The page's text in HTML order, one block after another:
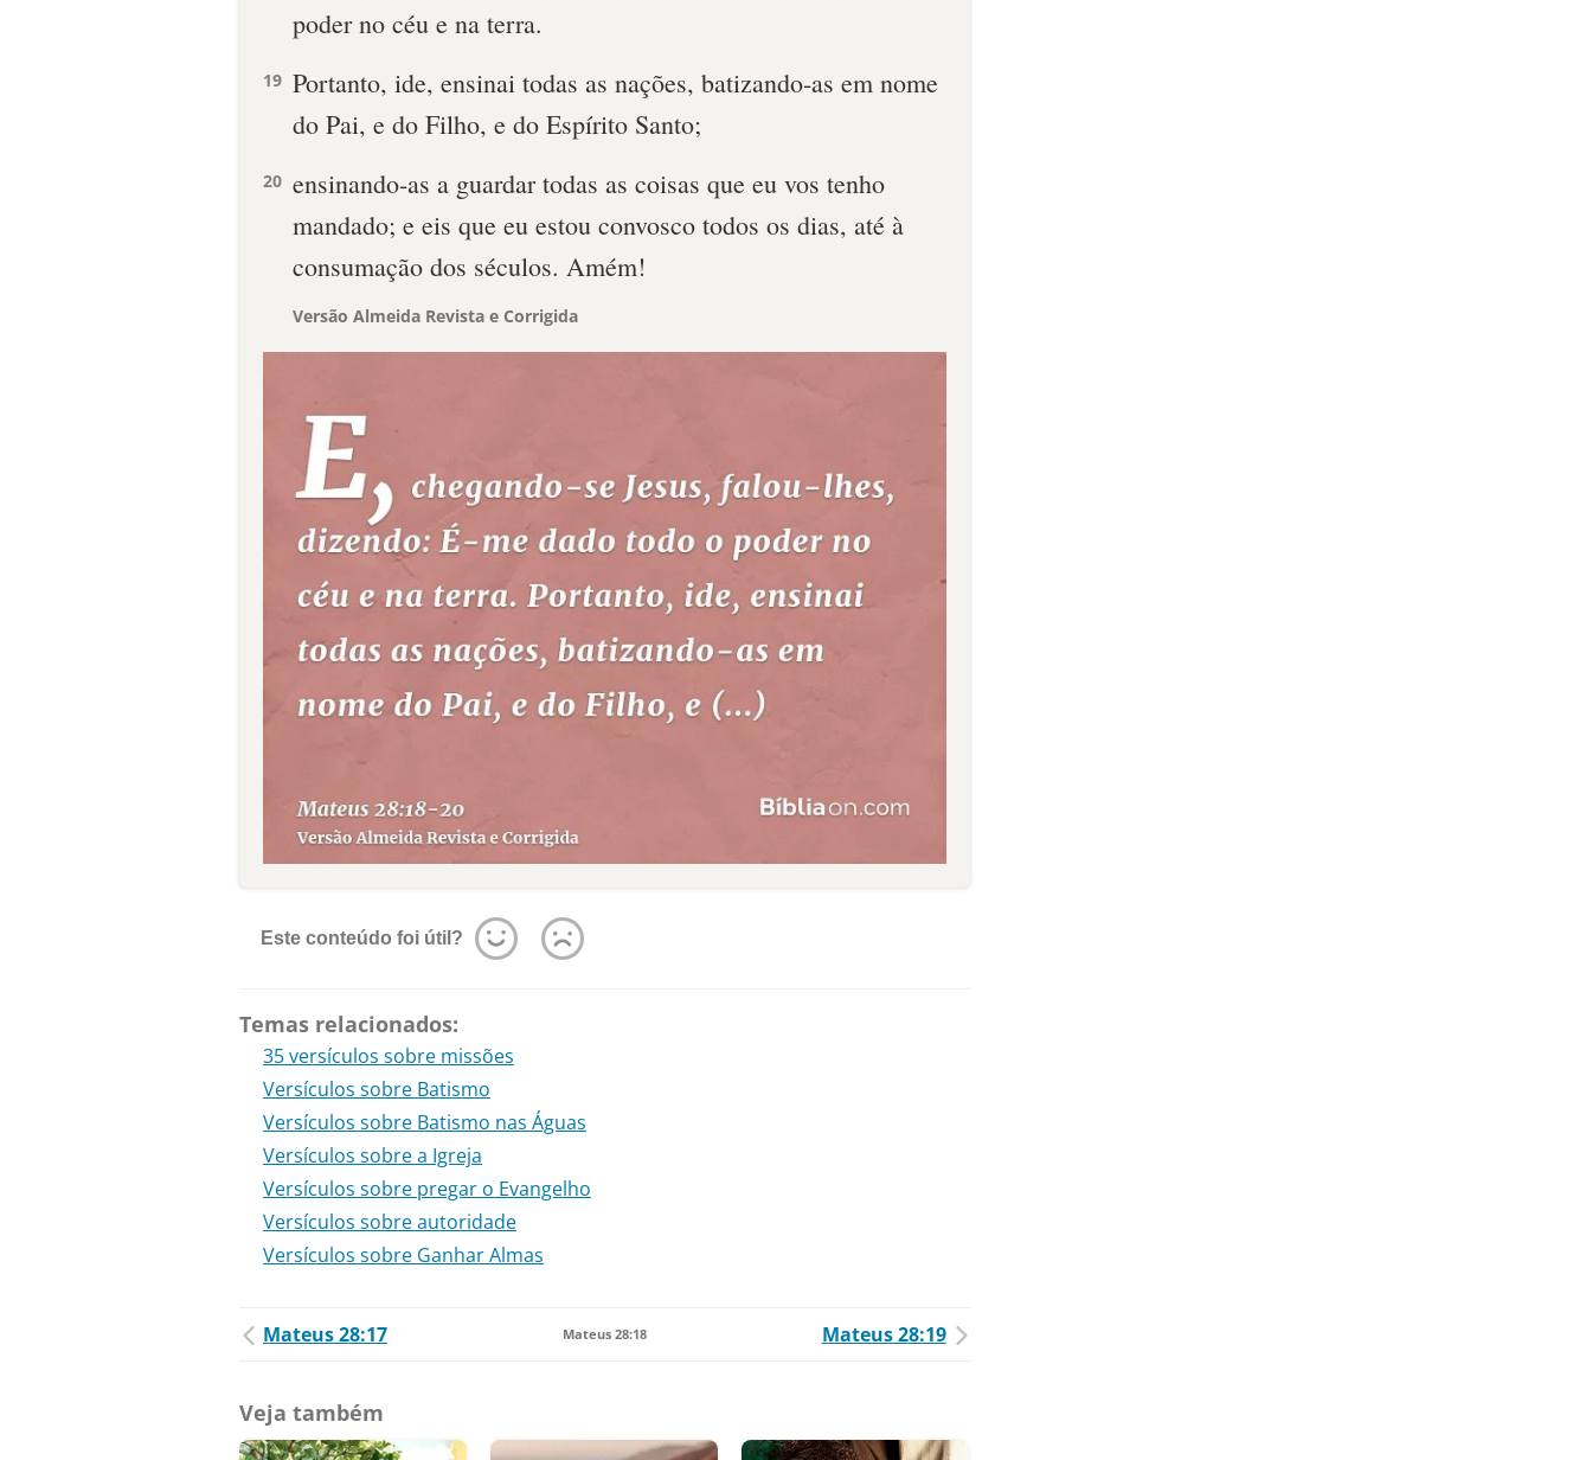
poder no céu e na terra.
19 Portanto, ide, ensinai todas as nações, batizando-as em nome
do Pai, e do Filho, e do Espírito Santo;
20 ensinando-as a guardar todas as coisas que eu vos tenho
mandado; e eis que eu estou convosco todos os dias, até à
consumação dos séculos. Amém!
Versão Almeida Revista e Corrigida
Este conteúdo foi útil?
Temas relacionados:
35 versículos sobre missões
Versículos sobre Batismo
Versículos sobre Batismo nas Águas
Versículos sobre a Igreja
Versículos sobre pregar o Evangelho
Versículos sobre autoridade
Versículos sobre Ganhar Almas
Mateus 28:17 Mateus 28:18 Mateus 28:19
Veja também